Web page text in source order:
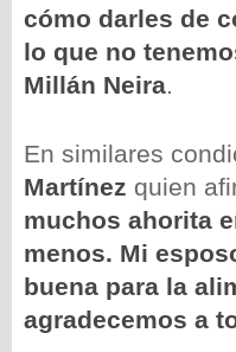
cómo darles de
lo que no
Millán Neira.
En similares
Martínez quien
muchos ahorita
menos. Mi
buena para la
agradecemos a